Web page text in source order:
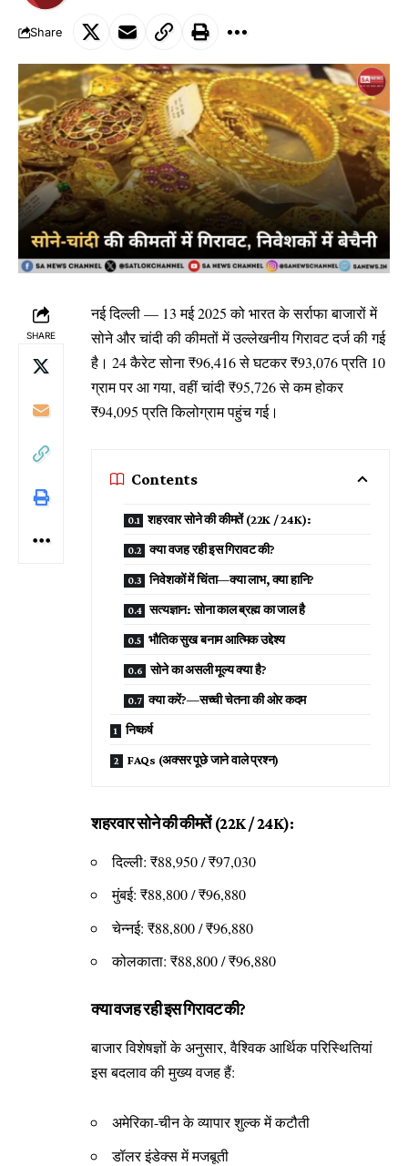
Share
SHARE
नई दिल्ली — 13 मई 2025 को भारत के सर्राफा बाजारों में
सोने और चांदी की कीमतों में उल्लेखनीय गिरावट दर्ज की गई
है। 24 कैरेट सोना ₹96,416 से घटकर ₹93,076 प्रति 10
ग्राम पर आ गया, वहीं चांदी ₹95,726 से कम होकर
₹94,095 प्रति किलोग्राम पहुंच गई।
Contents
शहरवार सोने की कीमतें (22K / 24K):
क्या वजह रही इस गिरावट की?
निवेशकों में चिंता—क्या लाभ, क्या हानि?
सत्यज्ञान: सोना काल ब्रह्म का जाल है
भौतिक सुख बनाम आत्मिक उद्देश्य
सोने का असली मूल्य क्या है?
क्या करें?—सच्ची चेतना की ओर कदम
निष्कर्ष
FAQs (अक्सर पूछे जाने वाले प्रश्न)
शहरवार सोने की कीमतें (22K / 24K):
दिल्ली: ₹88,950 / ₹97,030
मुंबई: ₹88,800 / ₹96,880
चेन्नई: ₹88,800 / ₹96,880
कोलकाता: ₹88,800 / ₹96,880
क्या वजह रही इस गिरावट की?
बाजार विशेषज्ञों के अनुसार, वैश्विक आर्थिक परिस्थितियां
इस बदलाव की मुख्य वजह हैं:
अमेरिका-चीन के व्यापार शुल्क में कटौती
डॉलर इंडेक्स में मजबूती